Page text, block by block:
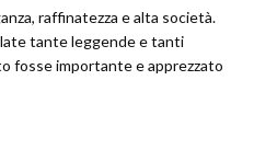
raffinatezza e alta società.
tante leggende e tanti
fosse importante e apprezzato